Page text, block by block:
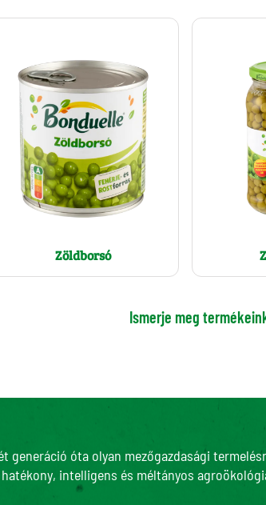
Zöldborsó
Ismerje meg
generáció óta olyan mezőgazdasági
intelligens és méltányos